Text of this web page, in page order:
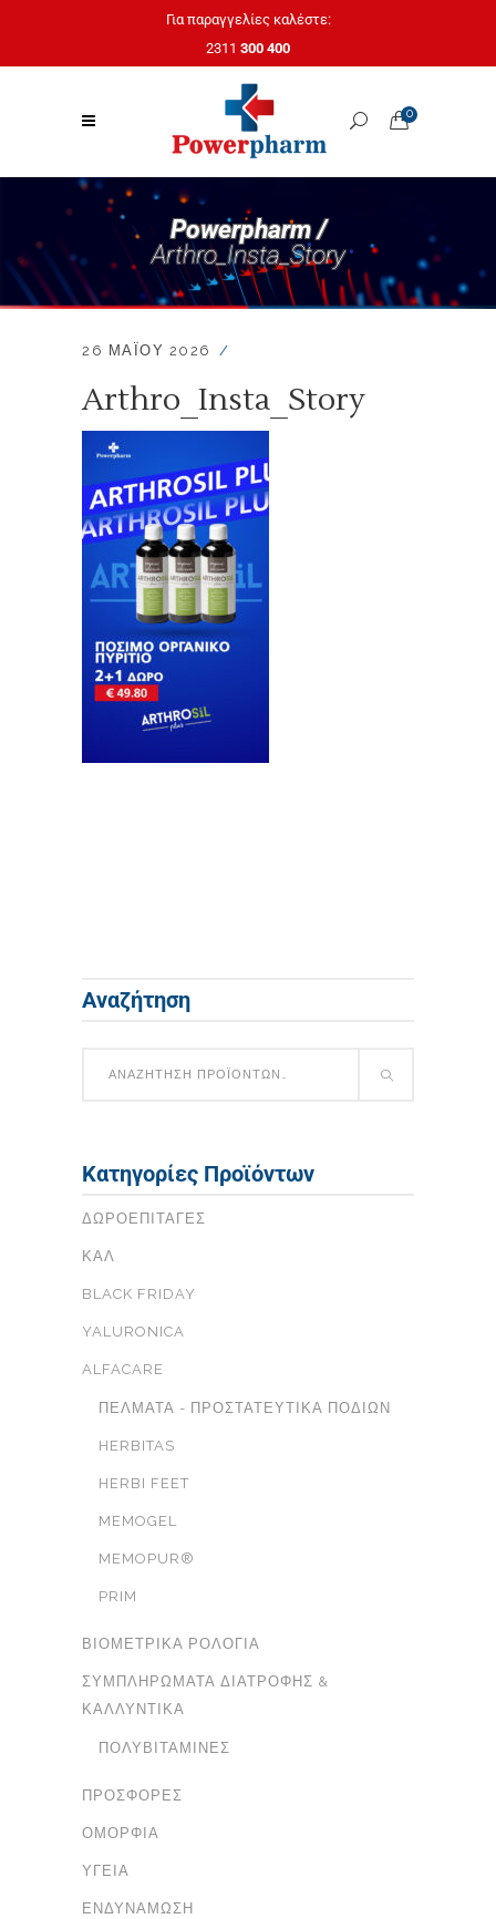
Για παραγγελίες καλέστε:
2311 300 400
0
Powerpharm /
Arthro_Insta_Story
26 ΜΑΪ́ΟΥ 2026
Arthro_Insta_Story
Αναζήτηση
Κατηγορίες Προϊόντων
ΔΩΡΟΕΠΙΤΑΓΈΣ
ΚΑΛ
BLACK FRIDAY
YALURONICA
ALFACARE
ΠΈΛΜΑΤΑ - ΠΡΟΣΤΑΤΕΥΤΙΚΆ ΠΟΔΙΏΝ
HERBITAS
HERBI FEET
MEMOGEL
MEMOPUR®
PRIM
ΒΙΟΜΕΤΡΙΚΆ ΡΟΛΌΓΙΑ
ΣΥΜΠΛΗΡΏΜΑΤΑ ΔΙΑΤΡΟΦΉΣ &
ΚΑΛΛΥΝΤΙΚΆ
ΠΟΛΥΒΙΤΑΜΊΝΕΣ
ΠΡΟΣΦΟΡΈΣ
ΟΜΟΡΦΙΆ
ΥΓΕΊΑ
ΕΝΔΥΝΆΜΩΣΗ